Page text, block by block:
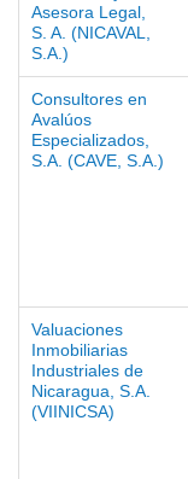
Asesora Legal,
S. A. (NICAVAL,
S.A.)
Consultores en
Avalúos
Especializados,
S.A. (CAVE, S.A.)
Valuaciones
Inmobiliarias
Industriales de
Nicaragua, S.A.
(VIINICSA)